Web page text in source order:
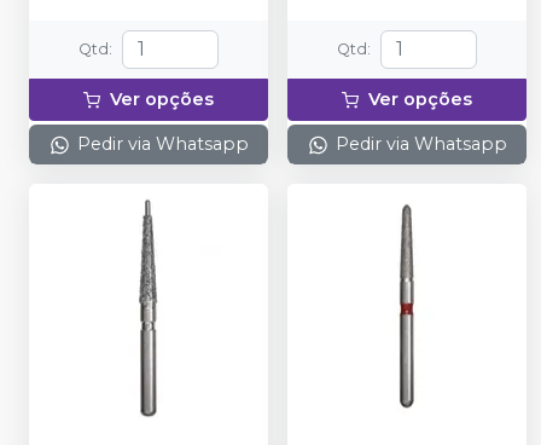
Qtd :
Ver opções
Pedir via Whatsapp
Qtd :
Ver opções
Pedir via Whatsapp